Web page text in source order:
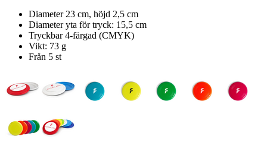
Diameter 23 cm, höjd 2,5 cm
Diameter yta för tryck: 15,5 cm
Tryckbar 4-färgad (CMYK)
Vikt: 73 g
Från 5 st